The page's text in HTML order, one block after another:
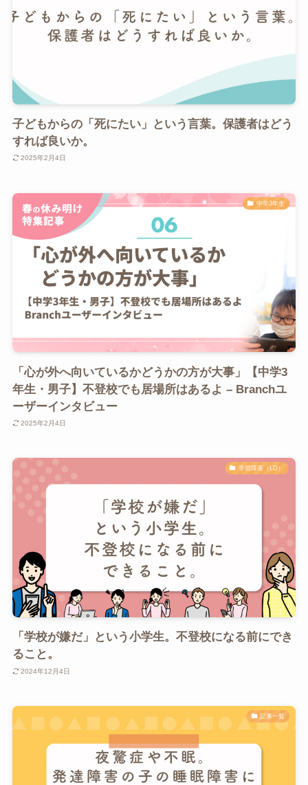
子どもからの「死にたい」という言葉。保護者はどう
すれば良いか。
2025年2月4日
中学3年生
「心が外へ向いているかどうかの方が大事」【中学3
年生・男子】不登校でも居場所はあるよ – Branchユ
ーザーインタビュー
2025年2月4日
学習障害（LD）
「学校が嫌だ」という小学生。不登校になる前にでき
ること。
2024年12月4日
記事一覧